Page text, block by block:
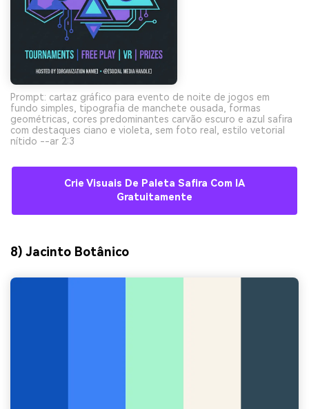
Prompt: cartaz gráfico para evento de noite de jogos em
fundo simples, tipografia de manchete ousada, formas
geométricas, cores predominantes carvão escuro e azul safira
com destaques ciano e violeta, sem foto real, estilo vetorial
nítido --ar 2:3
Crie Visuais De Paleta Safira Com IA
Gratuitamente
8) Jacinto Botânico